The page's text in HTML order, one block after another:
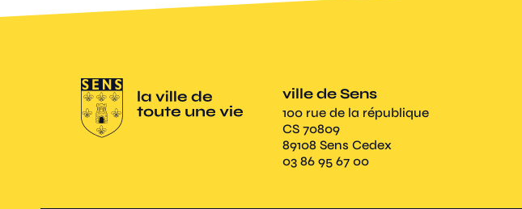
ville de Sens
100 rue de la république
CS 70809
89108 Sens Cedex
03 86 95 67 00